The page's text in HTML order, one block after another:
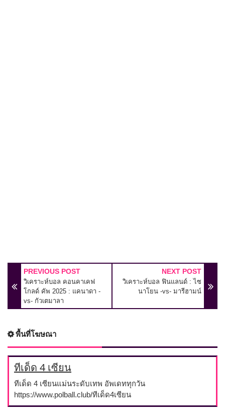
PREVIOUS POST
วิเคราะห์บอล คอนคาเคฟ
โกลด์ คัพ 2025 : แคนาดา -
vs- กัวเตมาลา
NEXT POST
วิเคราะห์บอล ฟินแลนด์ : ไซ
นาโยน -vs- มารีฮามน์
พื้นที่โฆษณา
ทีเด็ด 4 เซียน
ทีเด็ด 4 เซียนแม่นระดับเทพ อัพเดททุกวัน
https://www.polball.club/ทีเด็ด4เซียน